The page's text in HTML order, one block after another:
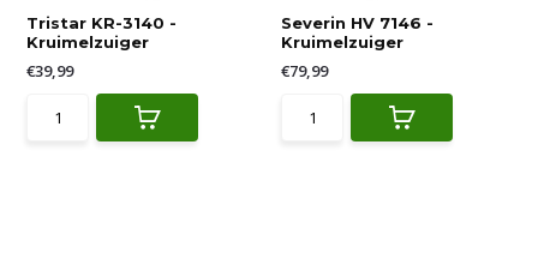
Tristar KR-3140 -
Kruimelzuiger
€39,99
Severin HV 7146 -
Kruimelzuiger
€79,99